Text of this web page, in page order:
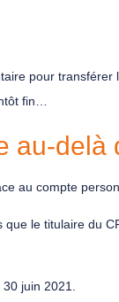
pour
fin…
au-delà
au compte
le titulaire du
juin 2021.